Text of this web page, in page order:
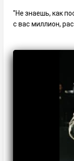
"Не знаешь, как
с вас миллион,